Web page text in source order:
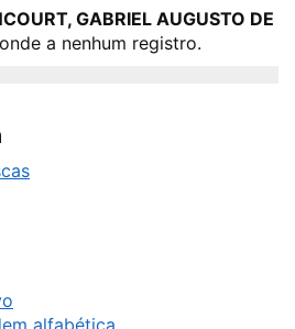
GABRIEL AUGUSTO DE
a nenhum registro.
alfabética